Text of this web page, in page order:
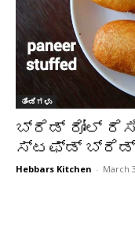
ತಿಂಡಿಗಳು
ಬ್ರೆಡ್ ರೋಲ್ ರೆಸಿಪಿ
ಸ್ಟಫ್ಡ್ ಬ್ರೆಡ್
Hebbars Kitchen - March